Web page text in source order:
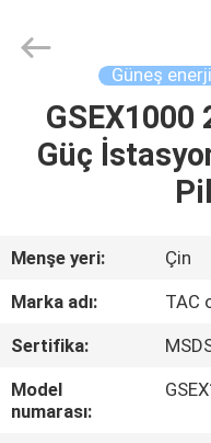
VİDEOLAR
HAKKIMIZDA
Energy
Technology
Güneş
GSEX1000
Güç
Menşe yeri:
Çin
Marka adı:
TAC
Sertifika:
Model
numarası: